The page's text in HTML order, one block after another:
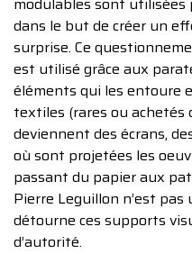
dans le but de créer un
surprise. Ce
est utilisé grâce aux
éléments qui les entoure
textiles (rares ou achetés
deviennent des écrans,
où sont projetées les
passant du papier aux
Pierre Leguillon n’est
détourne ces supports
d’autorité.